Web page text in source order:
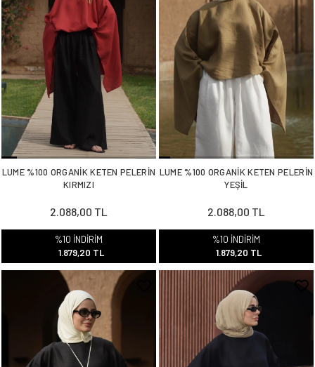
LUME %100 ORGANİK KETEN PELERİN
KIRMIZI
2.088,00 TL
%10 İNDİRİM
1.879,20 TL
LUME %100 ORGANİK KETEN PELERİN
YEŞİL
2.088,00 TL
%10 İNDİRİM
1.879,20 TL